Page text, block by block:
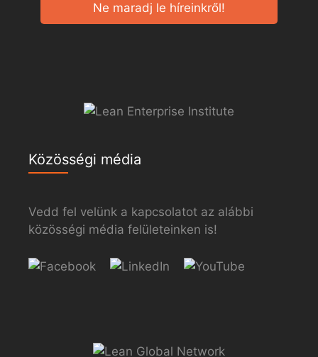
Ne maradj le híreinkről!
Közösségi média
Vedd fel velünk a kapcsolatot az alábbi
közösségi média felületeinken is!